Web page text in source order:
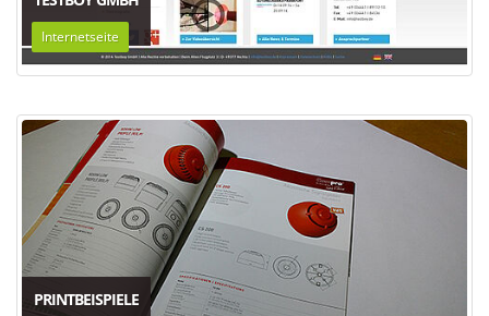
Internetseite
PRINTBEISPIELE